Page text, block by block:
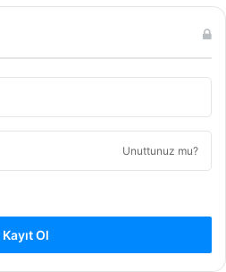
Unuttunuz mu?
Kayıt Ol